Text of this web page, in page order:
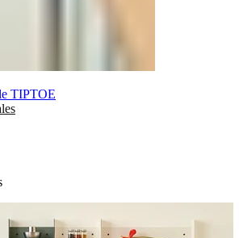
TIPTOE